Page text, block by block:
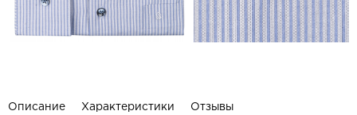
Описание Характеристики Отзывы